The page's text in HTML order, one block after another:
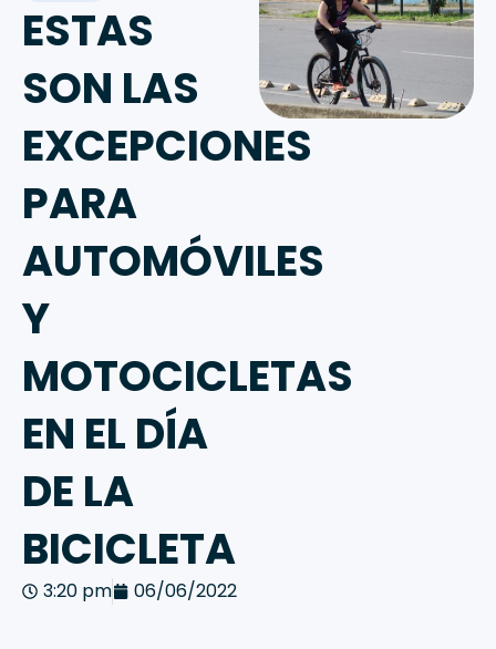
ESTAS
SON LAS
EXCEPCIONES
PARA
AUTOMÓVILES
Y
MOTOCICLETAS
EN EL DÍA
DE LA
BICICLETA
3:20 pm 06/06/2022